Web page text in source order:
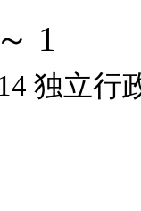
1
独立行